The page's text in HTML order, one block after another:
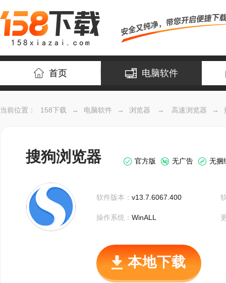
首页 电脑软件
当前位置： 158下载 → 电脑软件 → 浏览器 → 高速浏览器 →
搜狗浏览器 官方版 无广告 无捆
软件版本： v13.7.6067.400
操作系统： WinALL
本地下载